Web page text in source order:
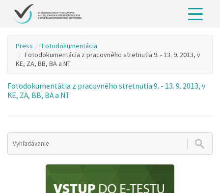
Press
Fotodokumentácia
Fotodokumentácia z pracovného stretnutia 9. - 13. 9. 2013, v
KE, ZA, BB, BA a NT
Fotodokumentácia z pracovného stretnutia 9. - 13. 9. 2013, v
KE, ZA, BB, BA a NT